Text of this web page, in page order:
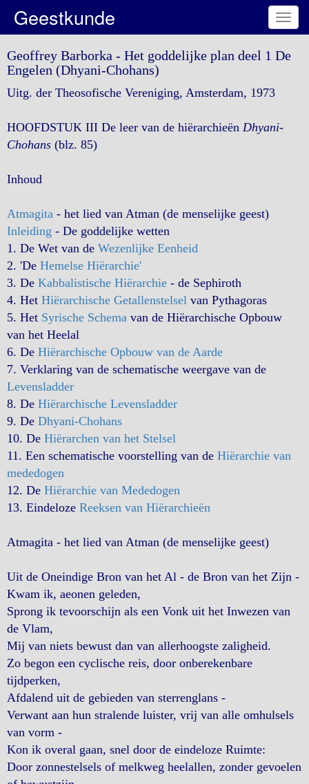
Geestkunde
Geoffrey Barborka - Het goddelijke plan deel 1 De
Engelen (Dhyani-Chohans)
Uitg. der Theosofische Vereniging, Amsterdam, 1973
HOOFDSTUK III De leer van de hiërarchieën Dhyani-
Chohans (blz. 85)
Inhoud
Atmagita - het lied van Atman (de menselijke geest)
Inleiding - De goddelijke wetten
1. De Wet van de Wezenlijke Eenheid
2. 'De Hemelse Hiërarchie'
3. De Kabbalistische Hiërarchie - de Sephiroth
4. Het Hiërarchische Getallenstelsel van Pythagoras
5. Het Syrische Schema van de Hiërarchische Opbouw
van het Heelal
6. De Hiërarchische Opbouw van de Aarde
7. Verklaring van de schematische weergave van de
Levensladder
8. De Hiërarchische Levensladder
9. De Dhyani-Chohans
10. De Hiërarchen van het Stelsel
11. Een schematische voorstelling van de Hiërarchie van
mededogen
12. De Hiërarchie van Mededogen
13. Eindeloze Reeksen van Hiërarchieën
Atmagita - het lied van Atman (de menselijke geest)
Uit de Oneindige Bron van het Al - de Bron van het Zijn -
Kwam ik, aeonen geleden,
Sprong ik tevoorschijn als een Vonk uit het Inwezen van
de Vlam,
Mij van niets bewust dan van allerhoogste zaligheid.
Zo begon een cyclische reis, door onberekenbare
tijdperken,
Afdalend uit de gebieden van sterrenglans -
Verwant aan hun stralende luister, vrij van alle omhulsels
van vorm -
Kon ik overal gaan, snel door de eindeloze Ruimte:
Door zonnestelsels of melkweg heelallen, zonder gevoelen